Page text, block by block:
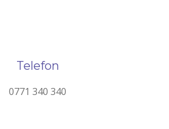
Telefon
0771 340 340